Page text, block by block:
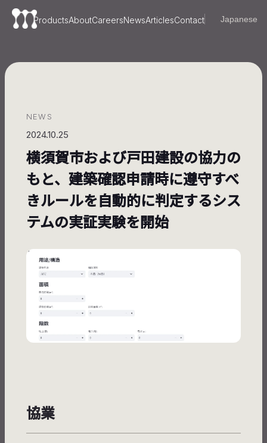
ProductsAboutCareersNewsArticlesContact
NEWS
2024.10.25
横須賀市および戸田建設の協力の
もと、建築確認申請時に遵守すべ
きルールを自動的に判定するシス
テムの実証実験を開始
協業